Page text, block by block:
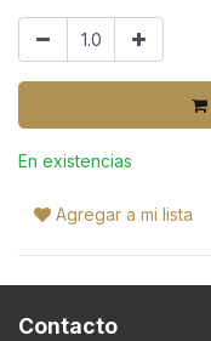
En existencias
Agregar a mi lista
Contacto